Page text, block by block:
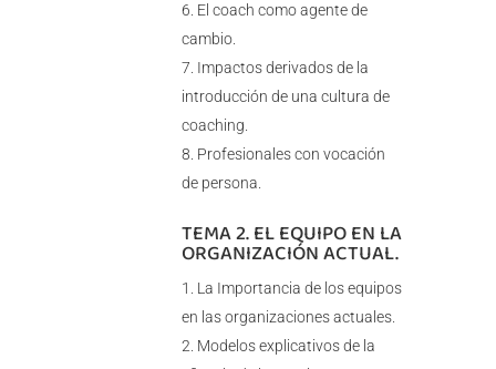
El coach como agente de
cambio.
Impactos derivados de la
introducción de una cultura de
coaching.
Profesionales con vocación
de persona.
TEMA 2. EL EQUIPO EN LA
ORGANIZACIÓN ACTUAL.
La Importancia de los equipos
en las organizaciones actuales.
Modelos explicativos de la